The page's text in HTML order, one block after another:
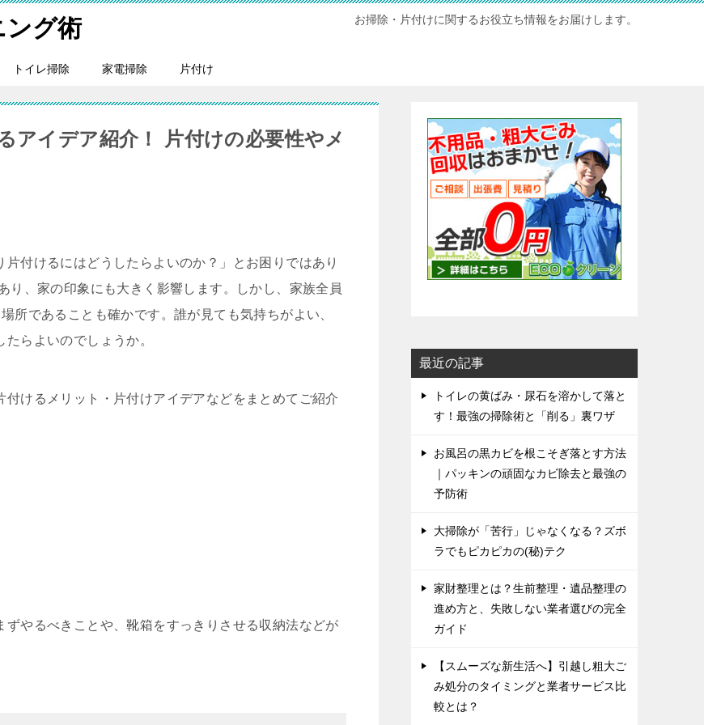
ング術 お掃除・片付けに関するお役立ち情報をお届けします。
トイレ掃除 家電掃除 片付け
アイデア紹介！ 片付けの必要性やメ
付けるにはどうしたらよいのか？」とお困りではあり
り、家の印象にも大きく影響します。しかし、家族全員
所であることも確かです。誰が見ても気持ちがよい、
らよいのでしょうか。
けるメリット・片付けアイデアなどをまとめてご紹介
やるべきことや、靴箱をすっきりさせる収納法などが
最近の記事
トイレの黄ばみ・尿石を溶かして落と
す！最強の掃除術と「削る」裏ワザ
お風呂の黒カビを根こそぎ落とす方法
｜パッキンの頑固なカビ除去と最強の
予防術
大掃除が「苦行」じゃなくなる？ズボ
ラでもピカピカの(秘)テク
家財整理とは？生前整理・遺品整理の
進め方と、失敗しない業者選びの完全
ガイド
【スムーズな新生活へ】引越し粗大ご
み処分のタイミングと業者サービス比
較とは？